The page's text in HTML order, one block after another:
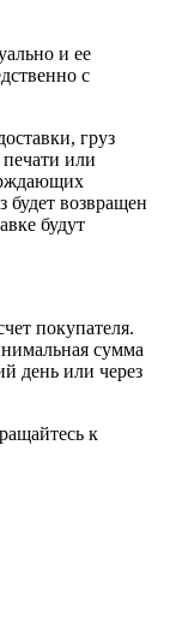
и ее
с
груз
или
будет возвращен
будут
покупателя.
сумма
день или через
к